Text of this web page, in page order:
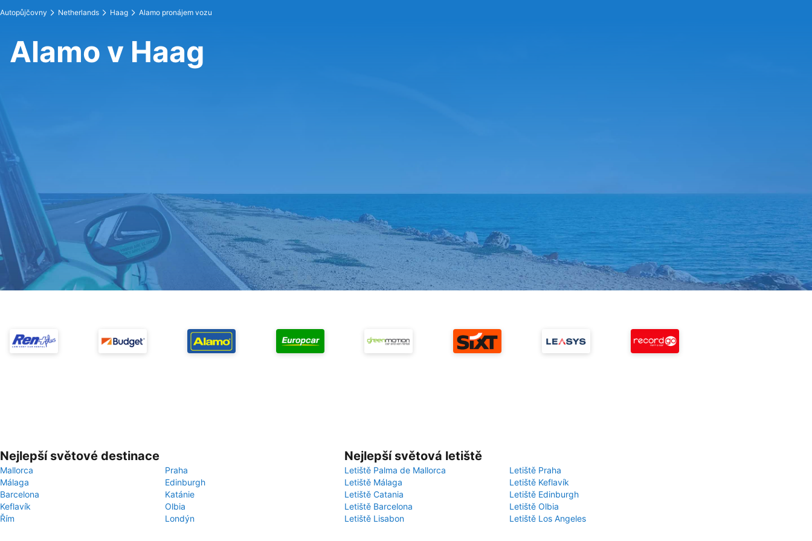
Autopůjčovny Netherlands Haag Alamo pronájem vozu
Alamo v Haag
Nejlepší světové destinace
Mallorca
Praha
Málaga
Edinburgh
Barcelona
Katánie
Keflavík
Olbia
Řím
Londýn
Nejlepší světová letiště
Letiště Palma de Mallorca
Letiště Praha
Letiště Málaga
Letiště Keflavík
Letiště Catania
Letiště Edinburgh
Letiště Barcelona
Letiště Olbia
Letiště Lisabon
Letiště Los Angeles